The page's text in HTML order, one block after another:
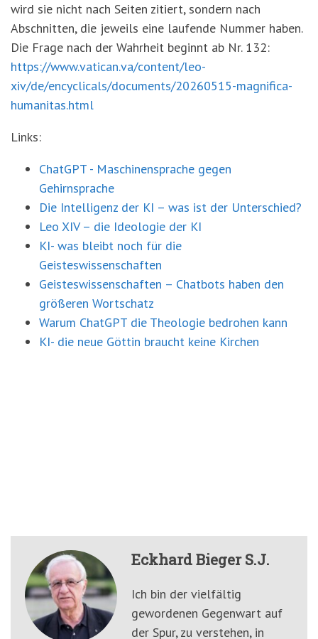
wird sie nicht nach Seiten zitiert, sondern nach
Abschnitten, die jeweils eine laufende Nummer haben.
Die Frage nach der Wahrheit beginnt ab Nr. 132:
https://www.vatican.va/content/leo-
xiv/de/encyclicals/documents/20260515-magnifica-
humanitas.html
Links:
ChatGPT - Maschinensprache gegen
Gehirnsprache
Die Intelligenz der KI – was ist der Unterschied?
Leo XIV – die Ideologie der KI
KI- was bleibt noch für die
Geisteswissenschaften
Geisteswissenschaften – Chatbots haben den
größeren Wortschatz
Warum ChatGPT die Theologie bedrohen kann
KI- die neue Göttin braucht keine Kirchen
Eckhard Bieger S.J.
Ich bin der vielfältig
gewordenen Gegenwart auf
der Spur, zu verstehen, in